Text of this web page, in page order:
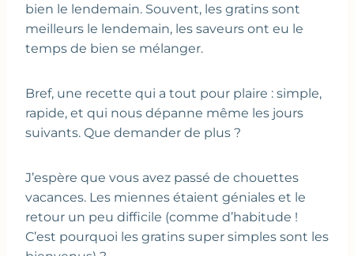
bien le lendemain. Souvent, les gratins sont
meilleurs le lendemain, les saveurs ont eu le
temps de bien se mélanger.
Bref, une recette qui a tout pour plaire : simple,
rapide, et qui nous dépanne même les jours
suivants. Que demander de plus ?
J’espère que vous avez passé de chouettes
vacances. Les miennes étaient géniales et le
retour un peu difficile (comme d’habitude !
C’est pourquoi les gratins super simples sont les